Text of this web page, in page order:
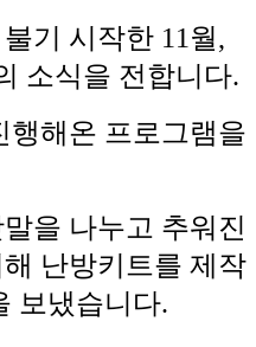
기 시작한 11월,
소식을 전합니다.
행해온 프로그램을
을 나누고 추워진
난방키트를 제작
보냈습니다.